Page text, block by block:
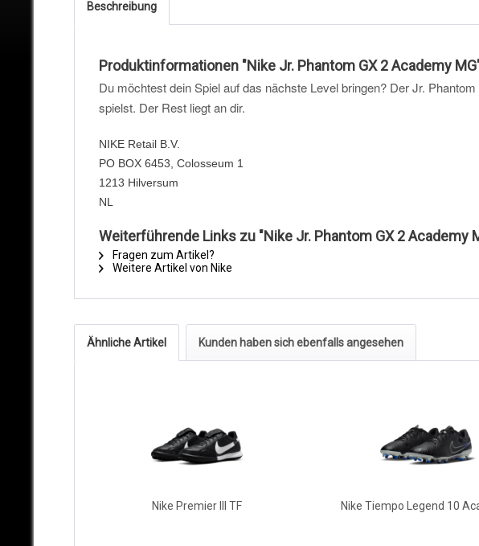
Beschreibung
Produktinformationen "Nike Jr. Phantom GX 2 Academy
Du möchtest dein Spiel auf das nächste Level bringen? Der Jr.
spielst. Der Rest liegt an dir.
NIKE Retail B.V.
PO BOX 6453, Colosseum 1
1213 Hilversum
NL
Weiterführende Links zu "Nike Jr. Phantom GX 2 Academy
Fragen zum Artikel?
Weitere Artikel von Nike
Ähnliche Artikel Kunden haben sich ebenfalls angesehen
Nike Premier III TF Nike Tiempo Legend 10